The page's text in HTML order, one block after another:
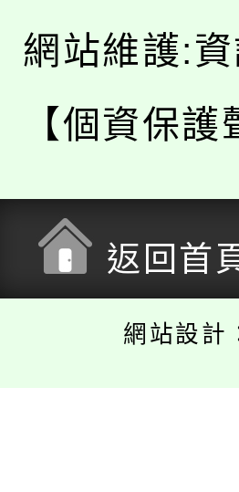
網站維護:資
【個資保護
返回首
網站設計